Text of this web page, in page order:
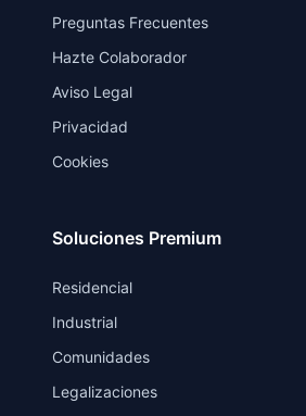
Preguntas Frecuentes
Hazte Colaborador
Aviso Legal
Privacidad
Cookies
Soluciones Premium
Residencial
Industrial
Comunidades
Legalizaciones